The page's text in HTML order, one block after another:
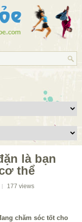
là bạn
thể
177 views